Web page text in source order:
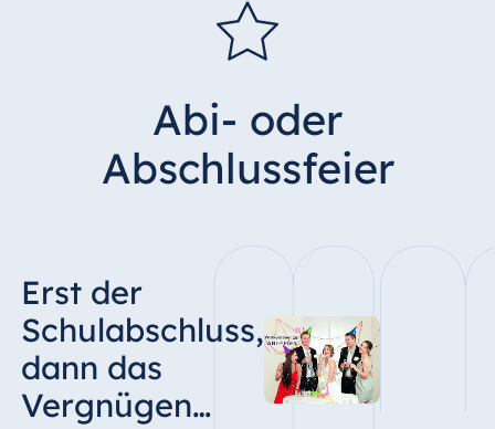
Abi- oder
Abschlussfeier
Erst der
Schulabschluss,
dann das
Vergnügen…